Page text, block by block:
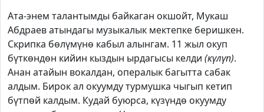
Ата-энем талантымды байкаган окшойт, Мукаш
Абдраев атындагы музыкалык мектепке беришкен.
Скрипка бөлүмүнө кабыл алынгам. 11 жыл окуп
бүткөндөн кийин кыздын ырдагысы келди (күлүп).
Анан атайын вокалдан, опералык багытта сабак
алдым. Бирок ал окуумду турмушка чыгып кетип
бүтпөй калдым. Кудай буюрса, күзүндө окуумду